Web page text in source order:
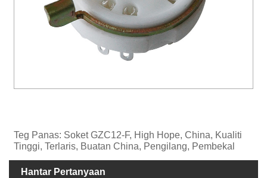
Teg Panas: Soket GZC12-F, High Hope, China, Kualiti
Tinggi, Terlaris, Buatan China, Pengilang, Pembekal
Hantar Pertanyaan